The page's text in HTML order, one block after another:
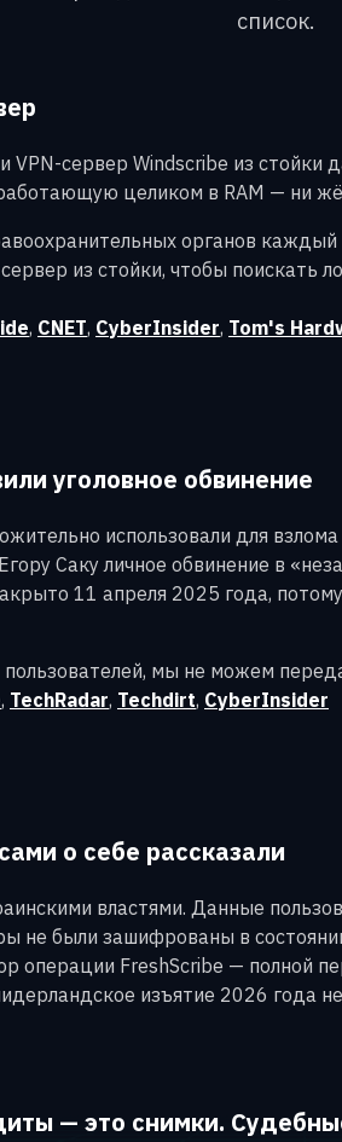
список.
VPN-сервер Windscribe из
целиком в RAM — ни
органов
из стойки, чтобы поискать
, CNET, CyberInsider, Tom's
уголовное обвинение
использовали для
Саку личное обвинение в
11 апреля 2025 года,
мы не можем
, TechRadar, Techdirt, CyberInsider
о себе рассказали
властями. Данные
не были зашифрованы в
операции FreshScribe —
изъятие 2026 года
— это снимки.